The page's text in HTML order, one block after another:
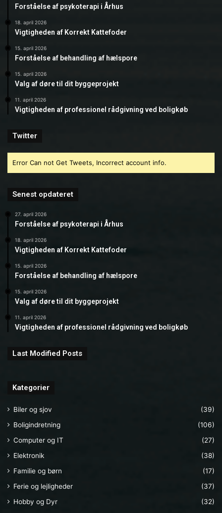
Forståelse af psykoterapi i Århus
18. april 2026
Vigtigheden af Korrekt Kattefoder
15. april 2026
Forståelse af behandling af hælspore
15. april 2026
Valg af døre til dit byggeprojekt
11. april 2026
Vigtigheden af professionel rådgivning ved boligkøb
Twitter
Error Can not Get Tweets, Incorrect account info.
Senest opdateret
27. april 2026
Forståelse af psykoterapi i Århus
18. april 2026
Vigtigheden af Korrekt Kattefoder
15. april 2026
Forståelse af behandling af hælspore
15. april 2026
Valg af døre til dit byggeprojekt
11. april 2026
Vigtigheden af professionel rådgivning ved boligkøb
Last Modified Posts
Kategorier
Biler og sjov
(39)
Boligindretning
(106)
Computer og IT
(27)
Elektronik
(38)
Familie og børn
(17)
Ferie og lejligheder
(37)
Hobby og Dyr
(32)